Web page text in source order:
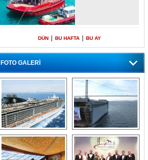
DÜN BU HAFTA BU AY
FOTO GALERİ
“Gemi içinde gemi”
konsepti ile MSC
Splendida
Dünyada tek!
Denizaltı yüzer
havuzu intikal
seyrine başladı